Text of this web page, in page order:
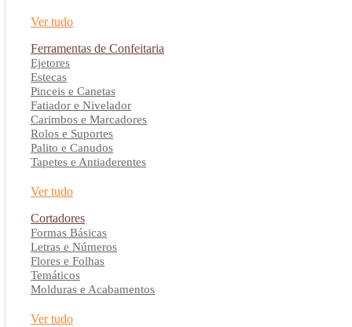
Ver tudo
Ferramentas de Confeitaria
Ejetores
Estecas
Pinceis e Canetas
Fatiador e Nivelador
Carimbos e Marcadores
Rolos e Suportes
Palito e Canudos
Tapetes e Antiaderentes
Ver tudo
Cortadores
Formas Básicas
Letras e Números
Flores e Folhas
Temáticos
Molduras e Acabamentos
Ver tudo